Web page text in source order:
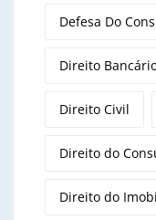
Defesa Do
Direito
Direito Civil
Direito do
Direito do